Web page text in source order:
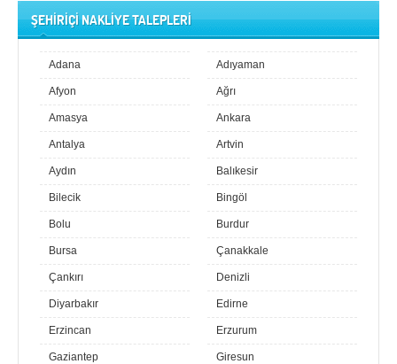
MÜŞTERİ TALEPLERİ
DEFTER
NAKLİYECİ İLANLARI
ŞEHİRİÇİ NAKLİYE TALEPLERİ
Adana Adıyaman
Afyon Ağrı
Amasya Ankara
Antalya Artvin
Aydın Balıkesir
Bilecik Bingöl
Bolu Burdur
Bursa Çanakkale
Çankırı Denizli
Diyarbakır Edirne
Erzincan Erzurum
Gaziantep Giresun